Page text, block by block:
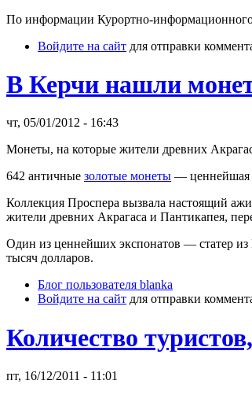
По информации Курортно-информационного
Войдите на сайт для отправки
В Керчи нашли
чт, 05/01/2012 - 16:43
Монеты, на которые жители древних
642 античные золотые монеты — ценнейшая
Коллекция Проспера вызвала настоящий
жители древних Акрагаса и Пантикапея,
Один из ценнейших экспонатов — статер из
тысяч долларов.
Блог пользователя blanka
Войдите на сайт для отправки
Количество
пт, 16/12/2011 - 11:01